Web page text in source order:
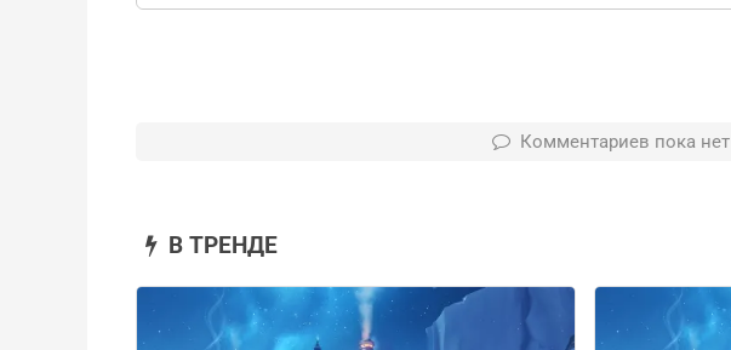
Комментариев пока нет
В ТРЕНДЕ